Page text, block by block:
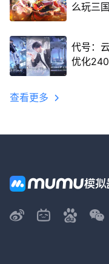
么玩三
代号：
优化
查看更多